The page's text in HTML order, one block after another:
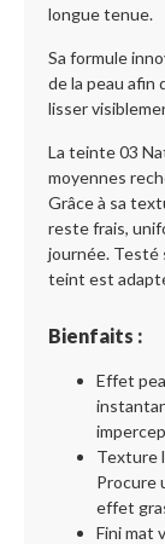
longue tenue.
Sa formule
de la peau afin
lisser
La teinte 03
moyennes
Grâce à sa
reste frais,
journée. Testé
teint est
Bienfaits :
Effet
Texture
Procure
effet
Fini mat